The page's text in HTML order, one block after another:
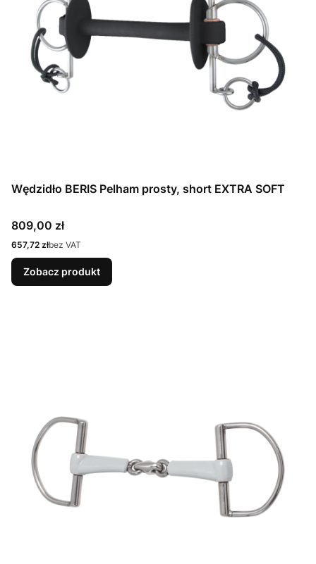
Wędzidło BERIS Pelham prosty, short EXTRA SOFT
Cena
809,00 zł
Cena
657,72 złbez VAT
Zobacz produkt